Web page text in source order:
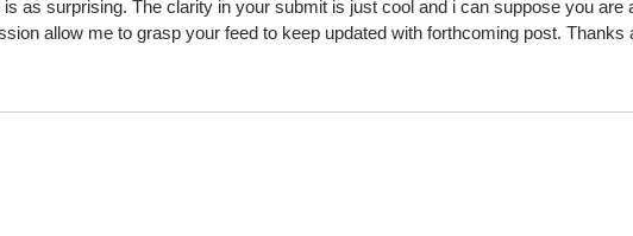
as surprising. The clarity in your submit is just cool and i can suppose you are
allow me to grasp your feed to keep updated with forthcoming post. Thanks